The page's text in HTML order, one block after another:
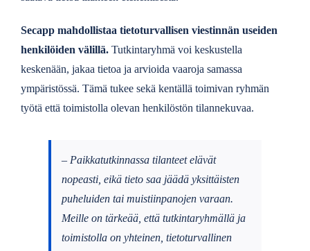
Secapp mahdollistaa tietoturvallisen viestinnän useiden
henkilöiden välillä.Tutkintaryhmä voi keskustella
keskenään, jakaa tietoa ja arvioida vaaroja samassa
ympäristössä. Tämä tukee sekä kentällä toimivan ryhmän
työtä että toimistolla olevan henkilöstön tilannekuvaa.
– Paikkatutkinnassa tilanteet elävät
nopeasti, eikä tieto saa jäädä yksittäisten
puheluiden tai muistiinpanojen varaan.
Meille on tärkeää, että tutkintaryhmällä ja
toimistolla on yhteinen, tietoturvallinen